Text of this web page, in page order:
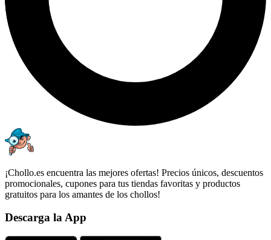
¡Chollo.es encuentra las mejores ofertas! Precios únicos, descuentos
promocionales, cupones para tus tiendas favoritas y productos
gratuitos para los amantes de los chollos!
Descarga la App